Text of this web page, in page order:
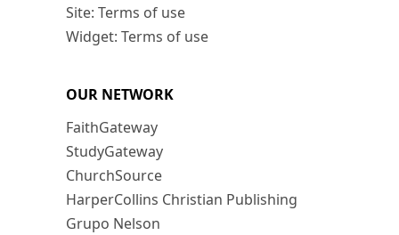
Site: Terms of use
Widget: Terms of use
OUR NETWORK
FaithGateway
StudyGateway
ChurchSource
HarperCollins Christian Publishing
Grupo Nelson